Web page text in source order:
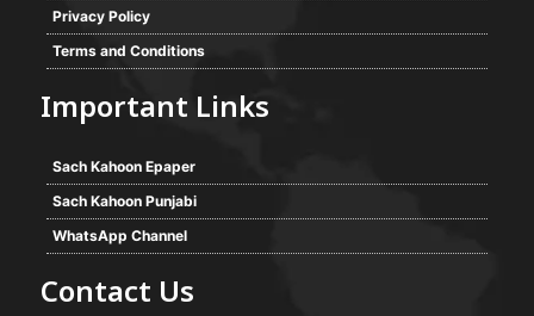
Privacy Policy
Terms and Conditions
Important Links
Sach Kahoon Epaper
Sach Kahoon Punjabi
WhatsApp Channel
Contact Us